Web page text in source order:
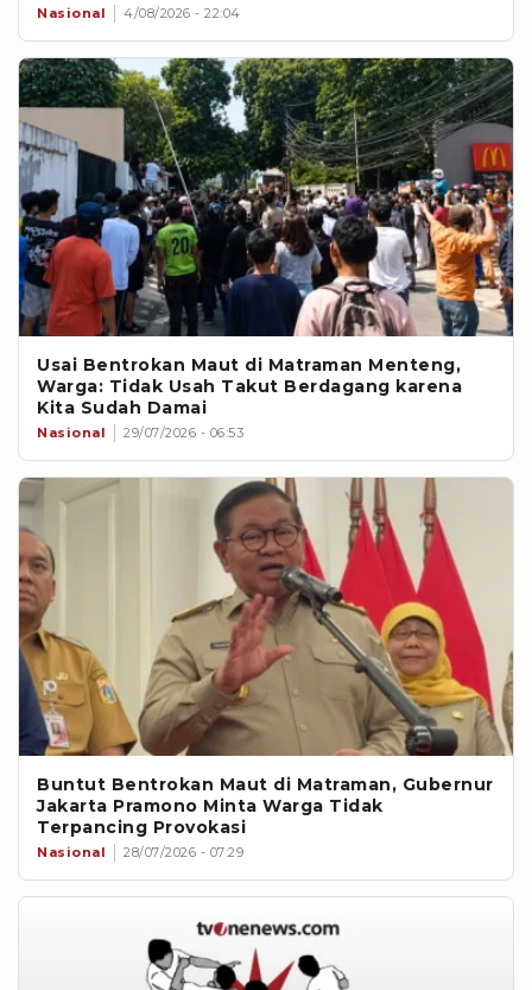
Nasional 4/08/2026 - 22:04
Usai Bentrokan Maut di Matraman Menteng,
Warga: Tidak Usah Takut Berdagang karena
Kita Sudah Damai
Nasional 29/07/2026 - 06:53
Buntut Bentrokan Maut di Matraman, Gubernur
Jakarta Pramono Minta Warga Tidak
Terpancing Provokasi
Nasional 28/07/2026 - 07:29